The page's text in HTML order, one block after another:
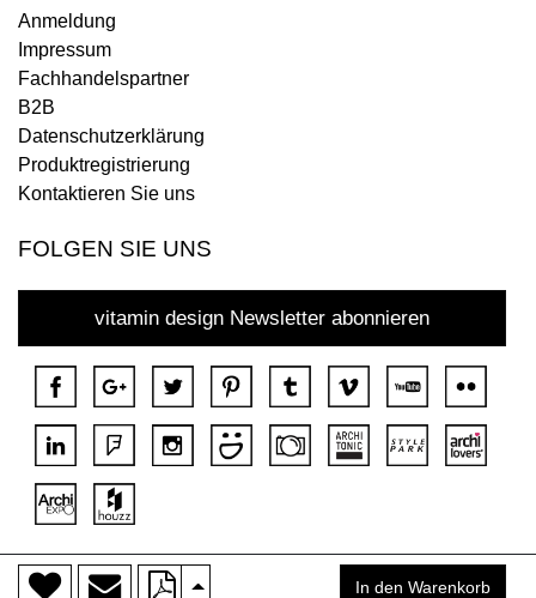
> In den Warenkorb
Anmeldung
Impressum
Fachhandelspartner
B2B
Datenschutzerklärung
Produktregistrierung
Kontaktieren Sie uns
FOLGEN SIE UNS
vitamin design Newsletter abonnieren
Copyright © 2018 DONA Alle Rechte vorbehalten.